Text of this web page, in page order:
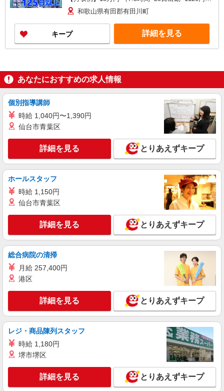
交通費1万2000円の場合）
和歌山県有田郡有田川町
キープ 詳細を見る
あなたにおすすめの求人情報
個別指導講師
時給 1,040円〜1,390円
仙台市青葉区
詳細を見る とりあえずキープ
ホールスタッフ
時給 1,150円
仙台市青葉区
詳細を見る とりあえずキープ
総合病院の清掃
月給 257,400円
港区
詳細を見る とりあえずキープ
レジ・商品陳列スタッフ
時給 1,180円
堺市堺区
詳細を見る とりあえずキープ